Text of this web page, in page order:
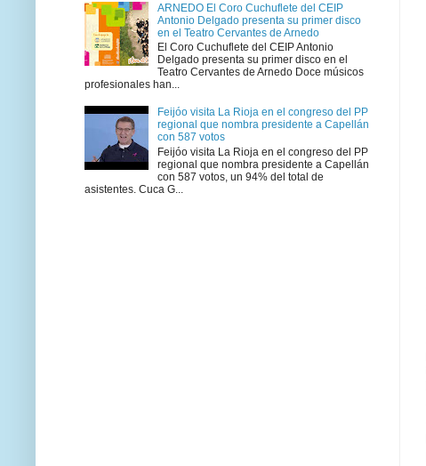
ARNEDO El Coro Cuchuflete del CEIP
Antonio Delgado presenta su primer disco
en el Teatro Cervantes de Arnedo
El Coro Cuchuflete del CEIP Antonio
Delgado presenta su primer disco en el
Teatro Cervantes de Arnedo Doce músicos
profesionales han...
Feijóo visita La Rioja en el congreso del PP
regional que nombra presidente a Capellán
con 587 votos
Feijóo visita La Rioja en el congreso del PP
regional que nombra presidente a Capellán
con 587 votos, un 94% del total de
asistentes. Cuca G...